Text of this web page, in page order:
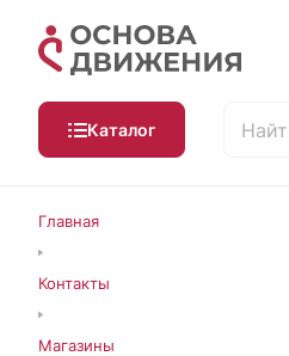
Каталог
Главная
Контакты
Магазины